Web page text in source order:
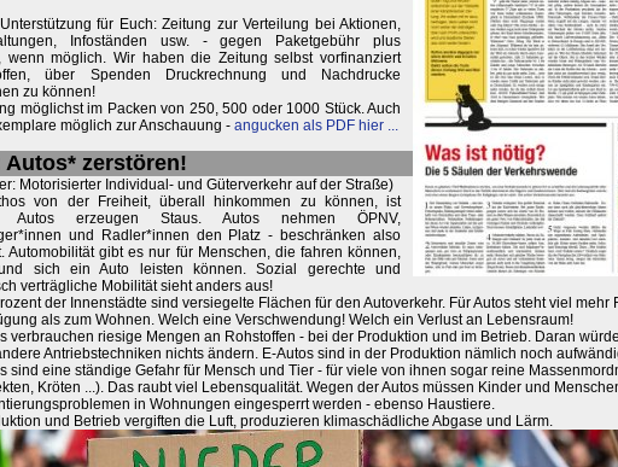
für Euch: Zeitung zur Verteilung bei Aktionen,
Infoständen usw. - gegen Paketgebühr plus
wenn möglich. Wir haben die Zeitung selbst vorfinanziert
über Spenden Druckrechnung und Nachdrucke
zu können!
möglichst im Packen von 250, 500 oder 1000 Stück. Auch
möglich zur Anschauung - angucken als PDF hier ...
Autos* zerstören!
Motorisierter Individual- und Güterverkehr auf der Straße)
von der Freiheit, überall hinkommen zu können, ist
Autos erzeugen Staus. Autos nehmen ÖPNV,
und Radler*innen den Platz - beschränken also
Automobilität gibt es nur für Menschen, die fahren können,
sich ein Auto leisten können. Sozial gerechte und
verträgliche Mobilität sieht anders aus!
der Innenstädte sind versiegelte Flächen für den Autoverkehr. Für Autos steht viel mehr
als zum Wohnen. Welch eine Verschwendung! Welch ein Verlust an Lebensraum!
verbrauchen riesige Mengen an Rohstoffen - bei der Produktion und im Betrieb. Daran
Antriebstechniken nichts ändern. E-Autos sind in der Produktion nämlich noch
sind eine ständige Gefahr für Mensch und Tier - für viele von ihnen sogar reine
Kröten ...). Das raubt viel Lebensqualität. Wegen der Autos müssen Kinder und
in Wohnungen eingesperrt werden - ebenso Haustiere.
und Betrieb vergiften die Luft, produzieren klimaschädliche Abgase und Lärm.